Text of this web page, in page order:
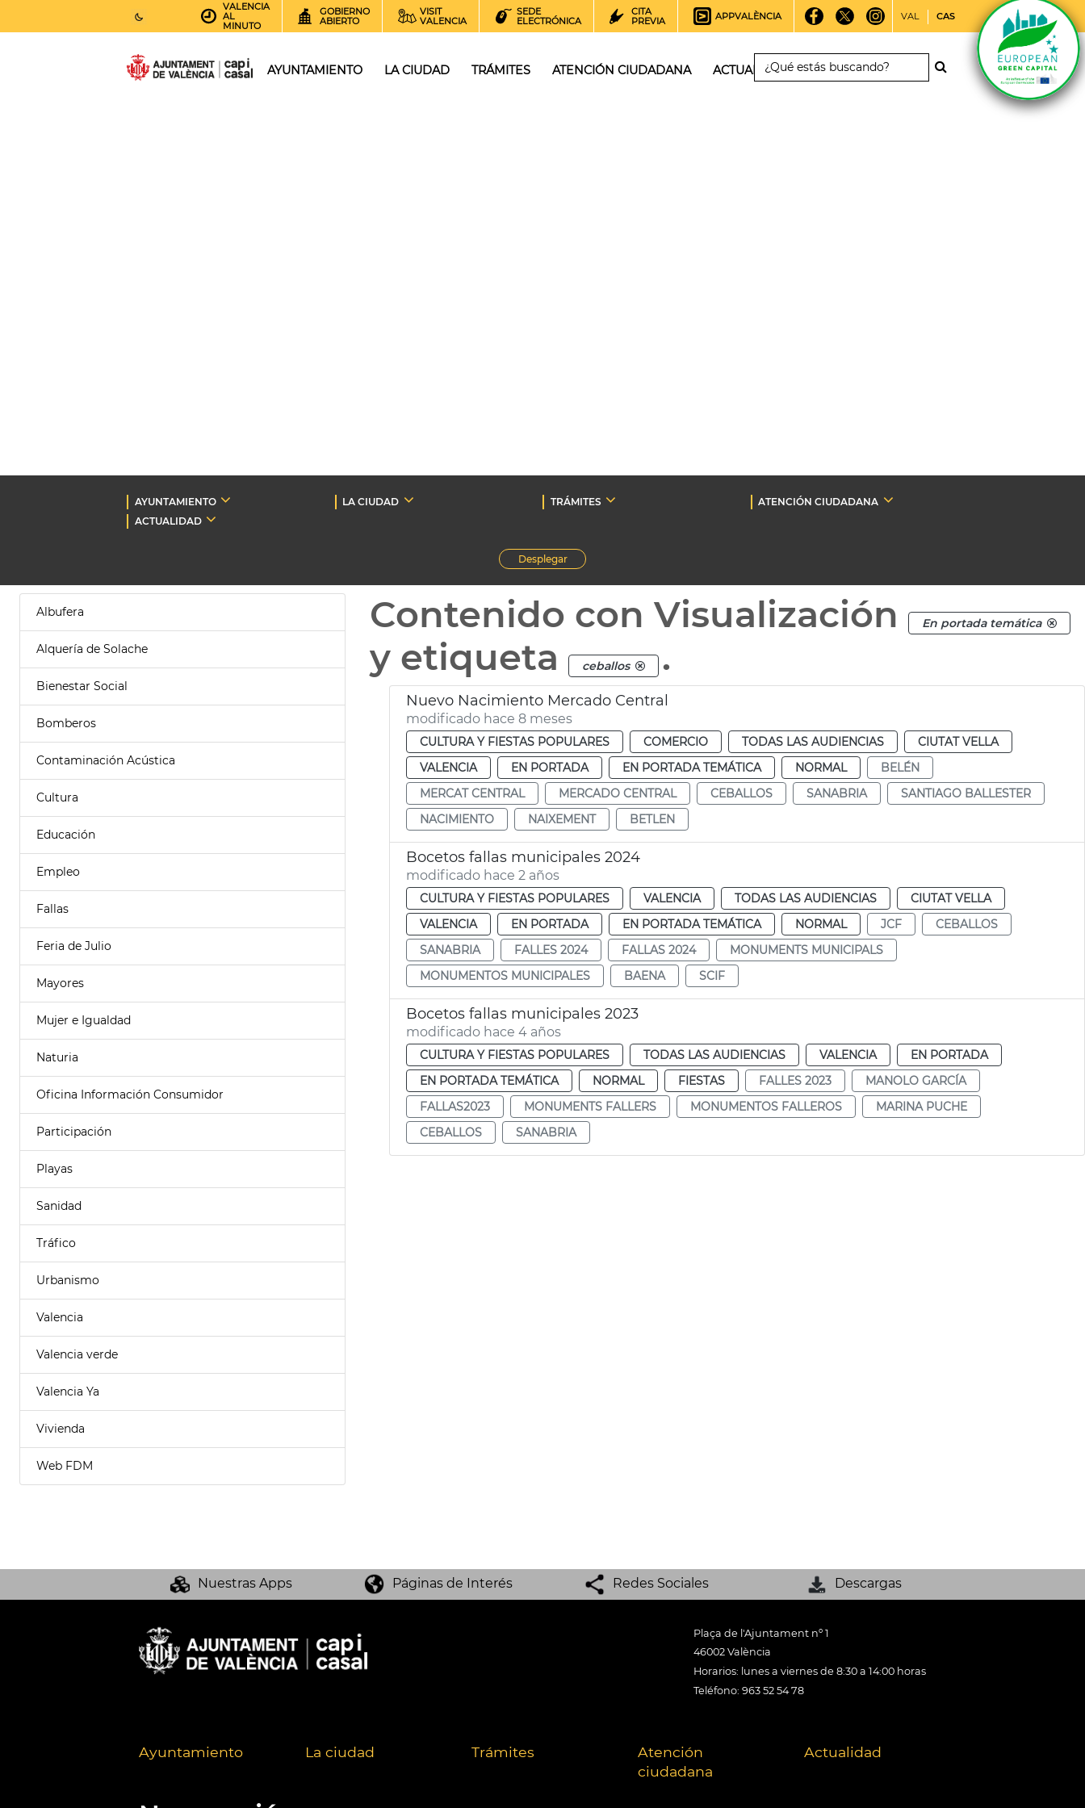
AEMET.GRADOS
VALENCIA
AL
MINUTO
GOBIERNO
ABIERTO
VISIT
VALENCIA
SEDE
ELECTRÓNICA
CITA
PREVIA
APPVALÈNCIA VAL CAS
AYUNTAMIENTO LA CIUDAD TRÁMITES ATENCIÓN CIUDADANA ACTUALIDAD
AYUNTAMIENTO LA CIUDAD TRÁMITES
ATENCIÓN CIUDADANA
ACTUALIDAD
Desplegar
Albufera
Alquería de Solache
Bienestar Social
Bomberos
Contaminación Acústica
Cultura
Educación
Empleo
Fallas
Feria de Julio
Mayores
Mujer e Igualdad
Naturia
Oficina Información Consumidor
Participación
Playas
Sanidad
Tráfico
Urbanismo
Valencia
Valencia verde
Valencia Ya
Vivienda
Web FDM
Contenido con Visualización En portada temática
y etiqueta ceballos .
Nuevo Nacimiento Mercado Central
modificado hace 8 meses
CULTURA Y FIESTAS POPULARES COMERCIO TODAS LAS AUDIENCIAS
CIUTAT VELLA
VALENCIA
EN PORTADA EN PORTADA TEMÁTICA NORMAL
BELÉN
MERCAT CENTRAL
MERCADO CENTRAL CEBALLOS SANABRIA
SANTIAGO BALLESTER
NACIMIENTO
NAIXEMENT BETLEN
Bocetos fallas municipales 2024
modificado hace 2 años
CULTURA Y FIESTAS POPULARES VALENCIA TODAS LAS AUDIENCIAS
CIUTAT VELLA
VALENCIA
EN PORTADA EN PORTADA TEMÁTICA NORMAL JCF
CEBALLOS
SANABRIA
FALLES 2024 FALLAS 2024
MONUMENTS MUNICIPALS
MONUMENTOS MUNICIPALES
BAENA SCIF
Bocetos fallas municipales 2023
modificado hace 4 años
CULTURA Y FIESTAS POPULARES TODAS LAS AUDIENCIAS VALENCIA
EN PORTADA
EN PORTADA TEMÁTICA
NORMAL FIESTAS FALLES 2023
MANOLO GARCÍA
FALLAS2023
MONUMENTS FALLERS MONUMENTOS FALLEROS
MARINA PUCHE
CEBALLOS
SANABRIA
Nuestras Apps Páginas de Interés Redes Sociales Descargas
Plaça de l'Ajuntament nº 1
46002 València
Horarios: lunes a viernes de 8:30 a 14:00 horas
Teléfono: 963 52 54 78
Ayuntamiento La ciudad Trámites
Atención
ciudadana
Actualidad